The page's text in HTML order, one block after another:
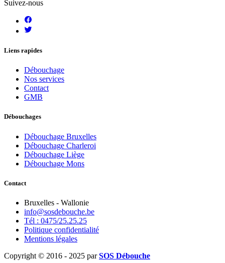
Suivez-nous
Liens rapides
Débouchage
Nos services
Contact
GMB
Débouchages
Débouchage Bruxelles
Débouchage Charleroi
Débouchage Liège
Débouchage Mons
Contact
Bruxelles - Wallonie
info@sosdebouche.be
Tél : 0475/25.25.25
Politique confidentialité
Mentions légales
Copyright © 2016 - 2025 parSOS Débouche